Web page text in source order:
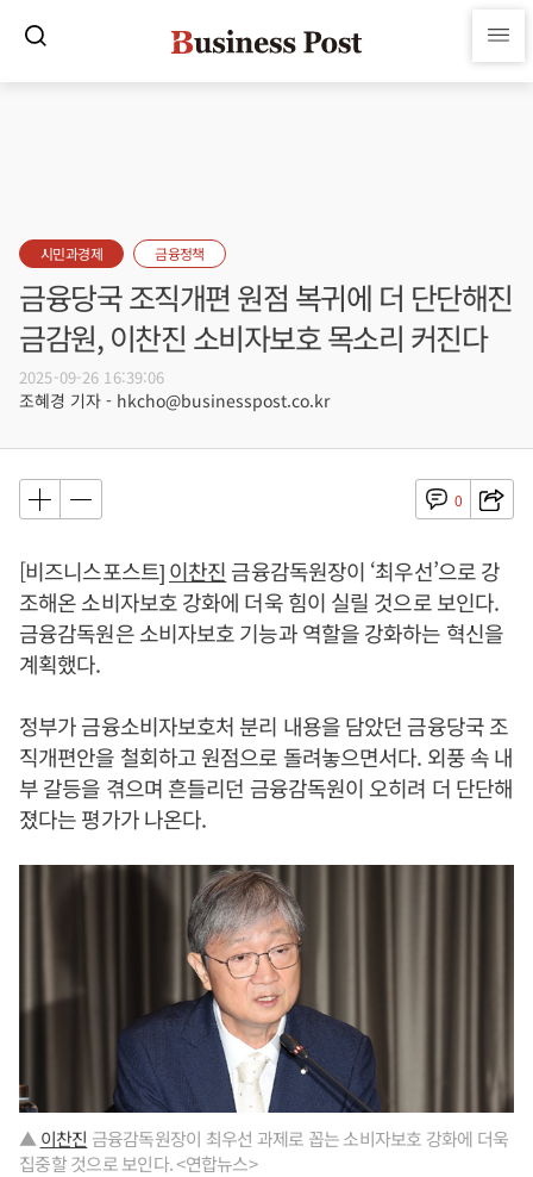
시민과경제 금융정책
금융당국 조직개편 원점 복귀에 더 단단해진
금감원, 이찬진 소비자보호 목소리 커진다
2025-09-26 16:39:06
조혜경 기자 - hkcho@businesspost.co.kr
0
[비즈니스포스트]이찬진 금융감독원장이 ‘최우선’으로 강
조해온 소비자보호 강화에 더욱 힘이 실릴 것으로 보인다.
금융감독원은 소비자보호 기능과 역할을 강화하는 혁신을
계획했다.
정부가 금융소비자보호처 분리 내용을 담았던 금융당국 조
직개편안을 철회하고 원점으로 돌려놓으면서다. 외풍 속 내
부 갈등을 겪으며 흔들리던 금융감독원이 오히려 더 단단해
졌다는 평가가 나온다.
▲ 이찬진 금융감독원장이 최우선 과제로 꼽는 소비자보호 강화에 더욱
집중할 것으로 보인다. <연합뉴스>